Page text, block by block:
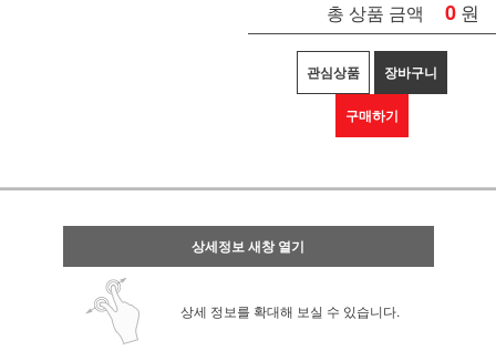
총 상품 금액 0 원
관심상품 장바구니
구매하기
상세정보 새창 열기
상세 정보를 확대해 보실 수 있습니다.